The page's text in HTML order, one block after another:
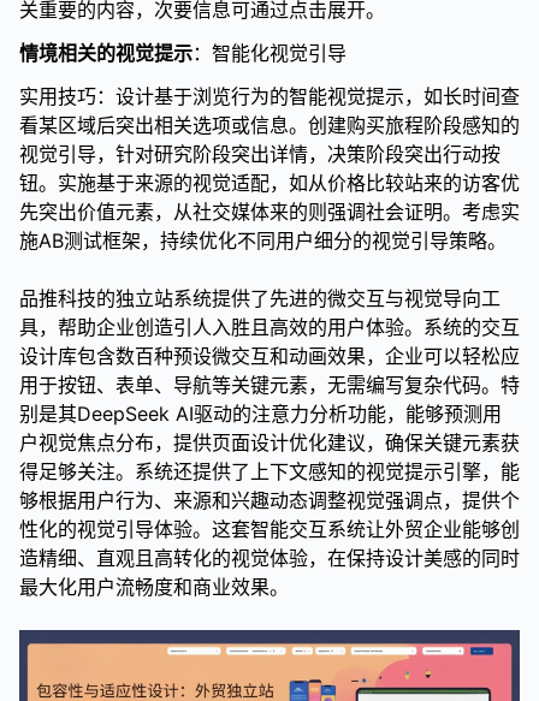
关重要的内容，次要信息可通过点击展开。
情境相关的视觉提示：智能化视觉引导
实用技巧：设计基于浏览行为的智能视觉提示，如长时间查
看某区域后突出相关选项或信息。创建购买旅程阶段感知的
视觉引导，针对研究阶段突出详情，决策阶段突出行动按
钮。实施基于来源的视觉适配，如从价格比较站来的访客优
先突出价值元素，从社交媒体来的则强调社会证明。考虑实
施AB测试框架，持续优化不同用户细分的视觉引导策略。
品推科技的独立站系统提供了先进的微交互与视觉导向工
具，帮助企业创造引人入胜且高效的用户体验。系统的交互
设计库包含数百种预设微交互和动画效果，企业可以轻松应
用于按钮、表单、导航等关键元素，无需编写复杂代码。特
别是其DeepSeek AI驱动的注意力分析功能，能够预测用
户视觉焦点分布，提供页面设计优化建议，确保关键元素获
得足够关注。系统还提供了上下文感知的视觉提示引擎，能
够根据用户行为、来源和兴趣动态调整视觉强调点，提供个
性化的视觉引导体验。这套智能交互系统让外贸企业能够创
造精细、直观且高转化的视觉体验，在保持设计美感的同时
最大化用户流畅度和商业效果。